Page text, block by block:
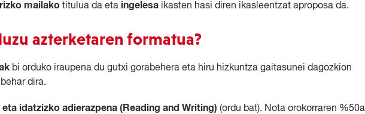
mailako titulua da eta ingelesa ikasten hasi diren ikasleentzat aproposa da.
azterketaren formatua?
bi orduko iraupena du gutxi gorabehera eta hiru hizkuntza gaitasunei dagozkion
dira.
idatzizko adierazpena (Reading and Writing) (ordu bat). Nota orokorraren %50a